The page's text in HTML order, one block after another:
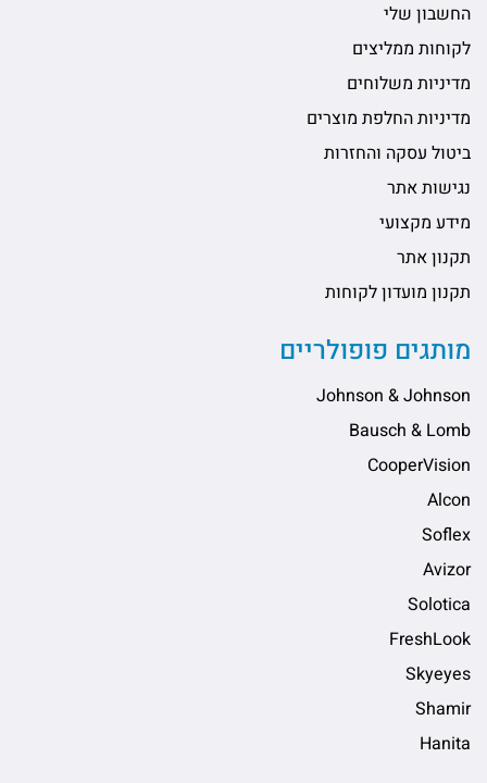
החשבון שלי
לקוחות ממליצים
מדיניות משלוחים
מדיניות החלפת מוצרים
ביטול עסקה והחזרות
נגישות אתר
מידע מקצועי
תקנון אתר
תקנון מועדון לקוחות
מותגים פופולריים
Johnson & Johnson
Bausch & Lomb
CooperVision
Alcon
Soflex
Avizor
Solotica
FreshLook
Skyeyes
Shamir
Hanita